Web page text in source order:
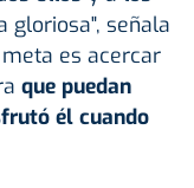
gloriosa", señala
es acercar
que puedan
él cuando